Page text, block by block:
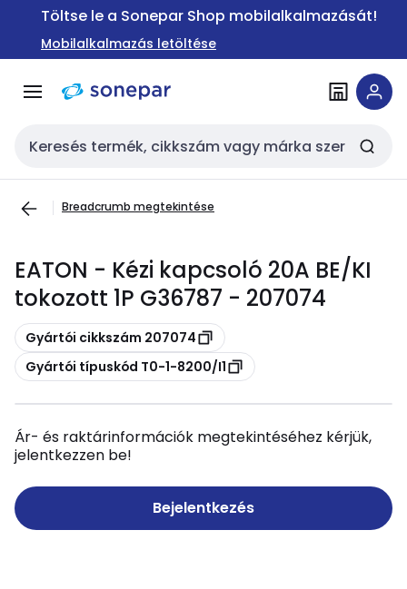
Ugrás a
Ugrás a
tartalomra
Töltse le a Sonepar Shop mobilalkalmazását!
Mobilalkalmazás letöltése
Keresési bemenet
Breadcrumb megtekintése
EATON - Kézi kapcsoló 20A BE/KI
tokozott 1P G36787 - 207074
Másolás
Gyártói cikkszám 207074
Másolás
Gyártói típuskód T0-1-8200/I1
Ár- és raktárinformációk megtekintéséhez kérjük,
jelentkezzen be!
Bejelentkezés